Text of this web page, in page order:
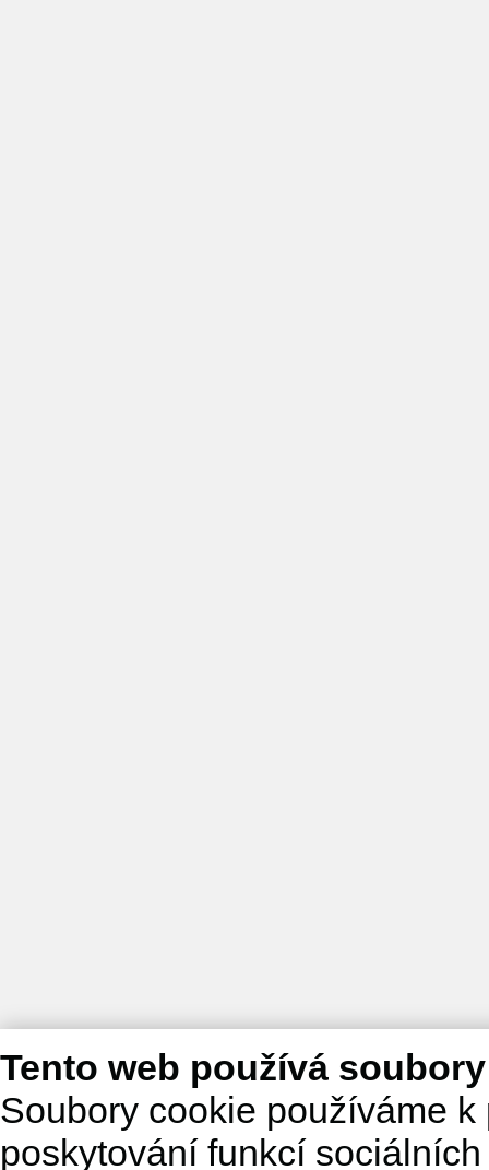
Tento web používá
Soubory cookie používáme
poskytování funkcí